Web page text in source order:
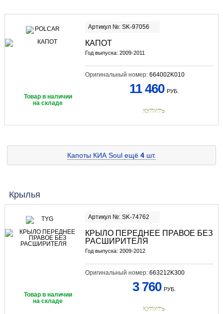
Артикул №: SK-97056
КАПОТ
Год выпуска: 2009-2011
Оригинальный номер: 664002K010
Товар в наличии
на складе
11 460 РУБ.
КУПИТЬ
Капоты КИА Soul ещё 4 шт.
Крылья
Артикул №: SK-74762
КРЫЛО ПЕРЕДНЕЕ ПРАВОЕ БЕЗ
РАСШИРИТЕЛЯ
Год выпуска: 2009-2012
Оригинальный номер: 663212K300
Товар в наличии
на складе
3 760 РУБ.
КУПИТЬ